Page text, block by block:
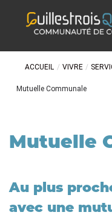
ACCUEIL / VIVRE /
Mutuelle Communale
Mutuelle
Au plus
avec une